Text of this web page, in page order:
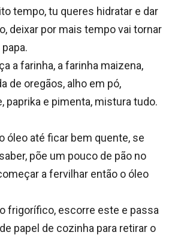
tempo, tu queres hidratar e dar
deixar por mais tempo vai tornar
a farinha, a farinha maizena,
de oregãos, alho em pó,
paprika e pimenta, mistura tudo.
óleo até ficar bem quente, se
põe um pouco de pão no
a fervilhar então o óleo
frigorífico, escorre este e passa
papel de cozinha para retirar o